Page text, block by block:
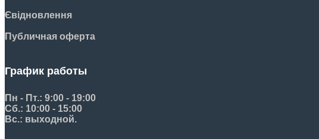
Євідновлення
Публичная оферта
График работы
Пн - Пт.: 9:00 - 19:00
Сб.: 10:00 - 15:00
Вс.: выходной.